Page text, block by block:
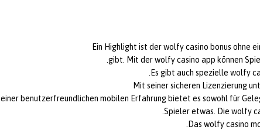
Ein Highlight ist der wolfy casino bonus ohne
gibt. Mit der wolfy casino app können
Es gibt auch spezielle wolfy
Mit seiner sicheren Lizenzierung
einer benutzerfreundlichen mobilen Erfahrung bietet es sowohl für
Spieler etwas. Die wolfy
Das wolfy casino